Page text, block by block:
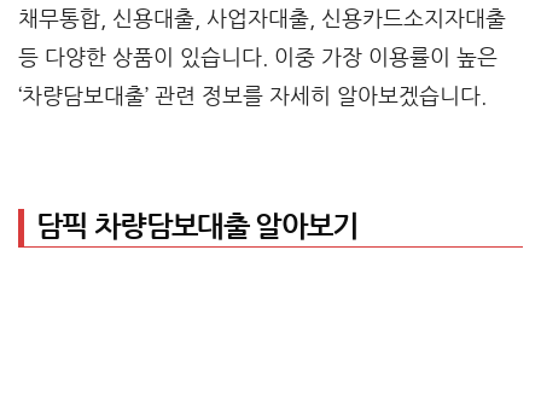
채무통합, 신용대출, 사업자대출, 신용카드소지자대출
등 다양한 상품이 있습니다. 이중 가장 이용률이 높은
‘차량담보대출’ 관련 정보를 자세히 알아보겠습니다.
담픽 차량담보대출 알아보기